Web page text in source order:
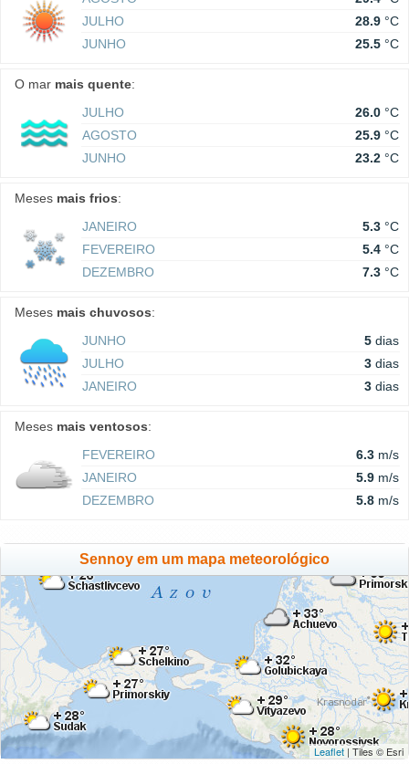
JULHO
28.9 °C
JUNHO
25.5 °C
O mar mais quente:
JULHO
26.0 °C
AGOSTO
25.9 °C
JUNHO
23.2 °C
Meses mais frios:
JANEIRO
5.3 °C
FEVEREIRO
5.4 °C
DEZEMBRO
7.3 °C
Meses mais chuvosos:
JUNHO
5 dias
JULHO
3 dias
JANEIRO
3 dias
Meses mais ventosos:
FEVEREIRO
6.3 m/s
JANEIRO
5.9 m/s
DEZEMBRO
5.8 m/s
Sennoy em um mapa meteorológico
Leaflet | Tiles © Esri